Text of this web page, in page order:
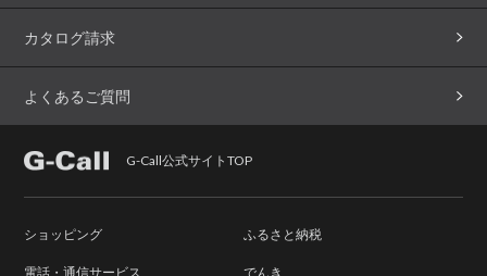
カタログ請求
よくあるご質問
G-Call公式サイトTOP
ショッピング ふるさと納税
電話・通信サービス でんき